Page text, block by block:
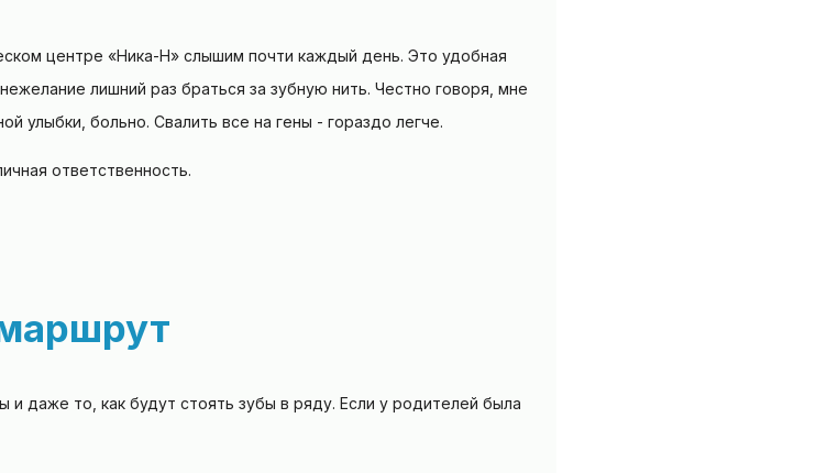
центре «Ника-Н» слышим почти каждый день. Это удобная
лишний раз браться за зубную нить. Честно говоря, мне
улыбки, больно. Свалить все на гены - гораздо легче.
ответственность.
маршрут
даже то, как будут стоять зубы в ряду. Если у родителей была